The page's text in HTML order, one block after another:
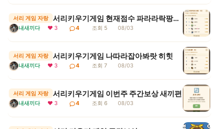
서리 게임 자랑 서리키우기게임 현재점수 파라라락팡팡 보통 1등
내새끼다 ❤ 3 4 조회 5 08/03
서리 게임 자랑 서리키우기게임 나따라잡아봐랏 히힛
내새끼다 ❤ 3 4 조회 7 08/03
서리 게임 자랑 서리키우기게임 이번주 주간보상 새끼편
내새끼다 ❤ 3 4 조회 6 08/03